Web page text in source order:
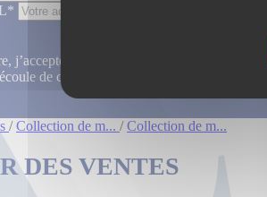
j’accepte que les informations saisies dans
de cette demande.
/ Collection de m... / Collection de m...
DES VENTES